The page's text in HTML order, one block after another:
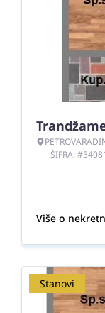
ŠIFRA:
Više o
Stanovi